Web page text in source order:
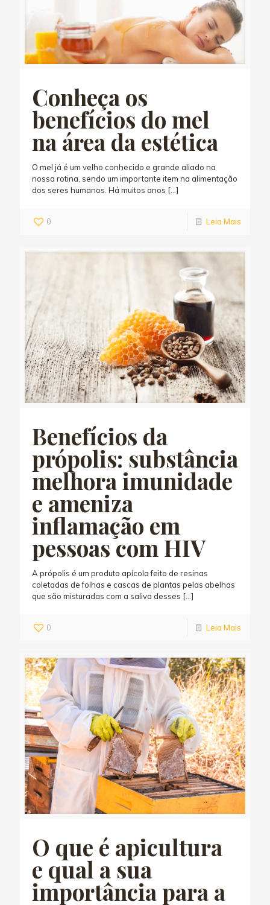
Conheça os
benefícios do mel
na área da estética
O mel já é um velho conhecido e grande aliado na
nossa rotina, sendo um importante item na alimentação
dos seres humanos. Há muitos anos […]
0 Leia Mais
Benefícios da
própolis: substância
melhora imunidade
e ameniza
inflamação em
pessoas com HIV
A própolis é um produto apícola feito de resinas
coletadas de folhas e cascas de plantas pelas abelhas
que são misturadas com a saliva desses […]
0 Leia Mais
O que é apicultura
e qual a sua
importância para a